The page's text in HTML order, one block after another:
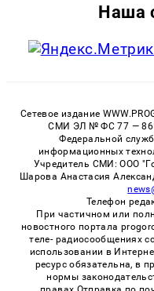
Наша
Сетевое издание
СМИ ЭЛ № ФС 77 —
Федеральной
информационных
Учредитель СМИ: ООО
Шарова Анастасия
Телефон
При частичном или
новостного портала
теле- радиосообщениях
использовании в
ресурс обязательна, в
нормы